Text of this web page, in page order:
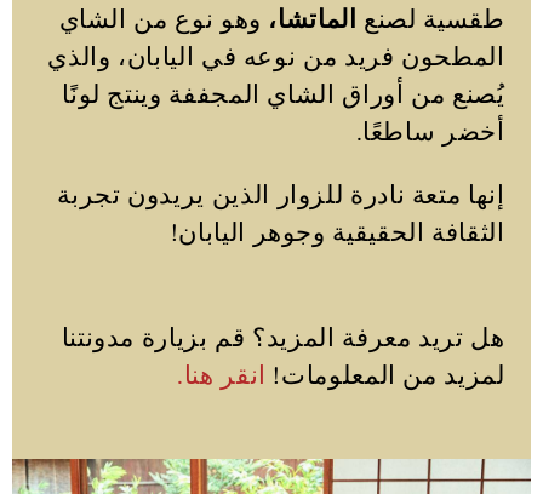
طقسية لصنع الماتشا، وهو نوع من الشاي
المطحون فريد من نوعه في اليابان، والذي
يُصنع من أوراق الشاي المجففة وينتج لونًا
أخضر ساطعًا.
إنها متعة نادرة للزوار الذين يريدون تجربة
الثقافة الحقيقية وجوهر اليابان!
هل تريد معرفة المزيد؟ قم بزيارة مدونتنا
لمزيد من المعلومات! انقر هنا.